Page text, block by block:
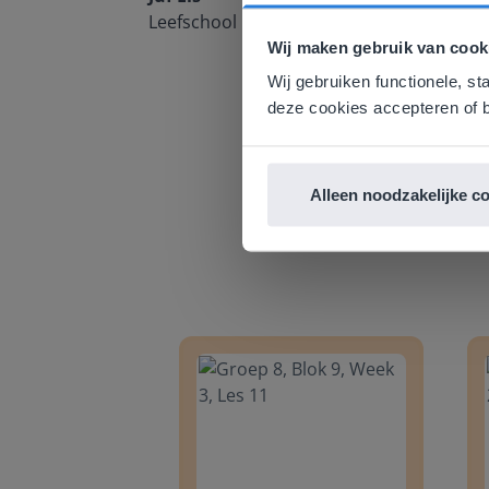
Wij maken gebruik van
Wij gebruiken functionele,
deze cookies accepteren of
Alleen noodzakelijke
Leefschool Het Droomschip
Gezien